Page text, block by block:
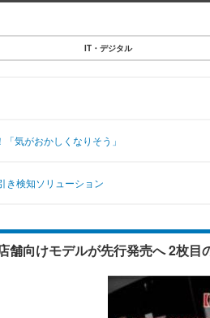
ショッピング
エンタメTOP
音楽
ライフTOP
ペット
IT・デジタル
気がおかしくなりそう」
き検知ソリューション
舗向けモデルが先行発売へ 2枚目